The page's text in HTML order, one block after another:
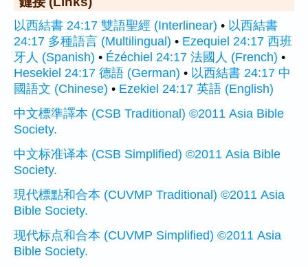
以西結書 24:17 雙語聖經 (Interlinear) • 以西結書
24:17 多種語言 (Multilingual) • Ezequiel 24:17 西班
牙人 (Spanish) • Ézéchiel 24:17 法國人 (French) •
Hesekiel 24:17 德語 (German) • 以西結書 24:17 中
國語文 (Chinese) • Ezekiel 24:17 英語 (English)
中文標準譯本 (CSB Traditional) ©2011 Asia Bible
Society.
中文标准译本 (CSB Simplified) ©2011 Asia Bible
Society.
現代標點和合本 (CUVMP Traditional) ©2011 Asia
Bible Society.
现代标点和合本 (CUVMP Simplified) ©2011 Asia
Bible Society.